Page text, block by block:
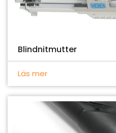
Blindnitmutter
Läs mer